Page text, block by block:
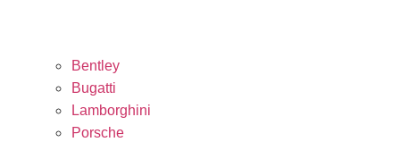
Bentley
Bugatti
Lamborghini
Porsche